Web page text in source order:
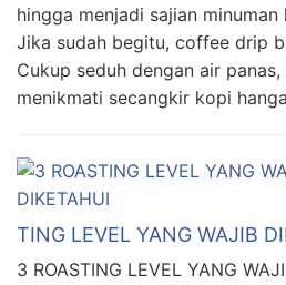
hingga menjadi sajian
Jika sudah begitu, coffee drip
Cukup seduh dengan air
menikmati secangkir kopi
TING LEVEL YANG WAJIB
3 ROASTING LEVEL YANG